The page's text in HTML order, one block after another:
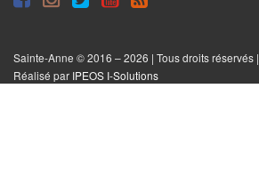
Facebook
Instagram
Twitterle
site
Sainte-Anne © 2016 – 2026 | Tous droits réservés |
Réalisé par IPEOS I-Solutions
Réinitialiser